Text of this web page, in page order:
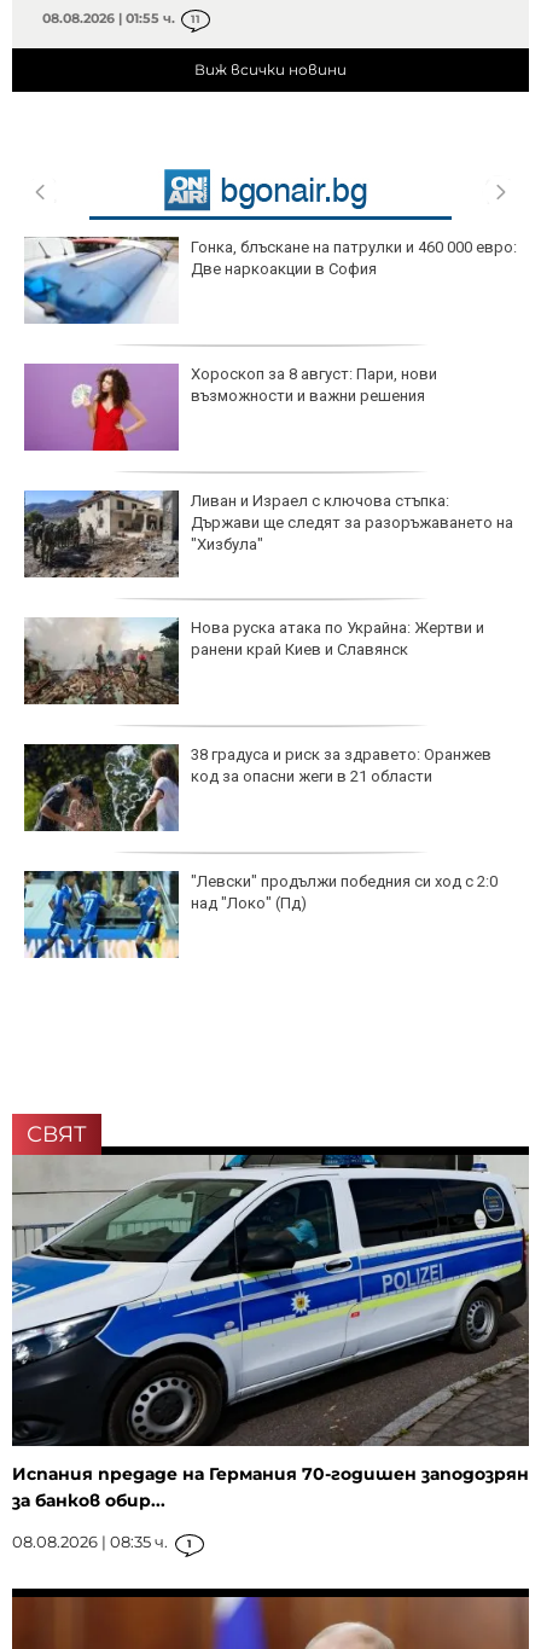
08.08.2026 | 01:55 ч. 11
Виж всички новини
Гонка, блъскане на патрулки и 460 000 евро:
Две наркоакции в София
Хороскоп за 8 август: Пари, нови
възможности и важни решения
Ливан и Израел с ключова стъпка:
Държави ще следят за разоръжаването на
"Хизбула"
Нова руска атака по Украйна: Жертви и
ранени край Киев и Славянск
38 градуса и риск за здравето: Оранжев
код за опасни жеги в 21 области
"Левски" продължи победния си ход с 2:0
над "Локо" (Пд)
СВЯТ
Испания предаде на Германия 70-годишен заподозрян
за банков обир...
08.08.2026 | 08:35 ч. 1